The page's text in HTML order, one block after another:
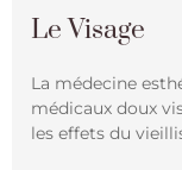
Le Visage
La médecine
médicaux doux
les effets du